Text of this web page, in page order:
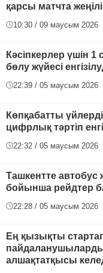
қарсы матчта
10:30 / 09 маусым 2026
Кәсіпкерлер үшін 1
бөлу жүйесі
22:39 / 05 маусым 2026
Көпқабатты
цифрлық тәртіп
22:32 / 05 маусым 2026
Ташкентте автобус
бойынша рейдтер
22:28 / 05 маусым 2026
Ең қызықты
алшақтатқысы